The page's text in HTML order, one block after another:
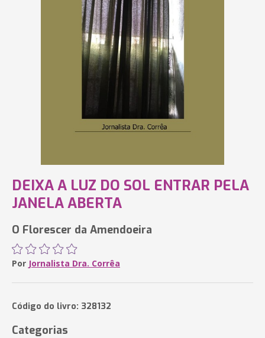
DEIXA A LUZ DO SOL ENTRAR PELA
JANELA ABERTA
O Florescer da Amendoeira
Por Jornalista Dra. Corrêa
Código do livro: 328132
Categorias